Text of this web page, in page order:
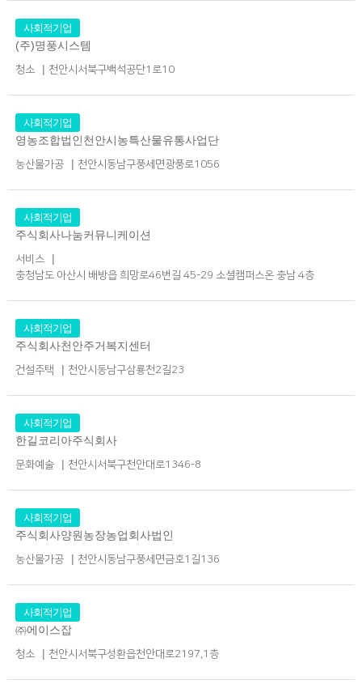
사회적기업
(주)명풍시스템
청소 | 천안시서북구백석공단1로10
사회적기업
영농조합법인천안시농특산물유통사업단
농산물가공 | 천안시동남구풍세면광풍로1056
사회적기업
주식회사나눔커뮤니케이션
서비스 |
충청남도 아산시 배방읍 희망로46번길 45-29 소셜캠퍼스온 충남 4층
사회적기업
주식회사천안주거복지센터
건설주택 | 천안시동남구삼룡천2길23
사회적기업
한길코리아주식회사
문화예술 | 천안시서북구천안대로1346-8
사회적기업
주식회사양원농장농업회사법인
농산물가공 | 천안시동남구풍세면금호1길136
사회적기업
㈜에이스잡
청소 | 천안시서북구성환읍천안대로2197,1층